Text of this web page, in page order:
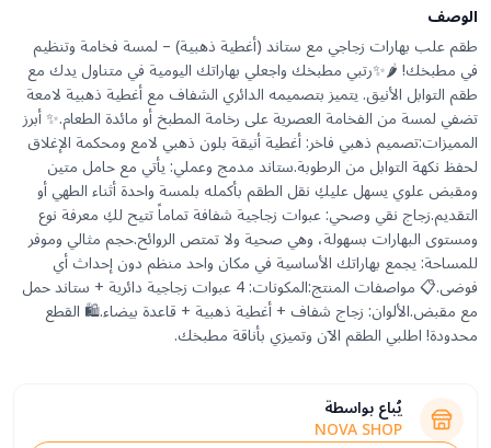
الوصف
طقم علب بهارات زجاجي مع ستاند (أغطية ذهبية) – لمسة فخامة وتنظيم
في مطبخك! 🌶️✨رتبي مطبخك واجعلي بهاراتك اليومية في متناول يدك مع
طقم التوابل الأنيق. يتميز بتصميمه الدائري الشفاف مع أغطية ذهبية لامعة
تضفي لمسة من الفخامة العصرية على رخامة المطبخ أو مائدة الطعام.✨ أبرز
المميزات:تصميم ذهبي فاخر: أغطية أنيقة بلون ذهبي لامع ومحكمة الإغلاق
لحفظ نكهة التوابل من الرطوبة.ستاند مدمج وعملي: يأتي مع حامل متين
ومقبض علوي يسهل عليكِ نقل الطقم بأكمله بلمسة واحدة أثناء الطهي أو
التقديم.زجاج نقي وصحي: عبوات زجاجية شفافة تماماً تتيح لكِ معرفة نوع
ومستوى البهارات بسهولة، وهي صحية ولا تمتص الروائح.حجم مثالي وموفر
للمساحة: يجمع بهاراتك الأساسية في مكان واحد منظم دون إحداث أي
فوضى.📋 مواصفات المنتج:المكونات: 4 عبوات زجاجية دائرية + ستاند حمل
مع مقبض.الألوان: زجاج شفاف + أغطية ذهبية + قاعدة بيضاء.🛍️ القطع
محدودة! اطلبي الطقم الآن وتميزي بأناقة مطبخك.
يُباع بواسطة
NOVA SHOP